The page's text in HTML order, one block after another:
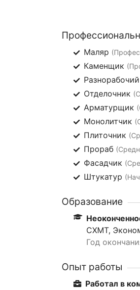
Маляр
Каменщик
Разнорабочий
Отделочник
Арматурщик
Монолитчик
Плиточник
Прораб
Фасадчик
Штукатур
Образование
СХМТ,
Год
Опыт работы
Работал в